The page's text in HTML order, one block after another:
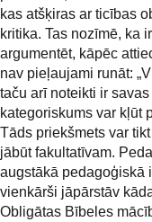
kas atšķiras ar ticības
kritika. Tas nozīmē, ka
argumentēt, kāpēc
nav pieļaujami runāt:
taču arī noteikti ir
kategoriskums var kļūt
Tāds priekšmets var
jābūt fakultatīvam.
augstākā pedagoģiskā
vienkārši jāpārstāv
Obligātas Bībeles